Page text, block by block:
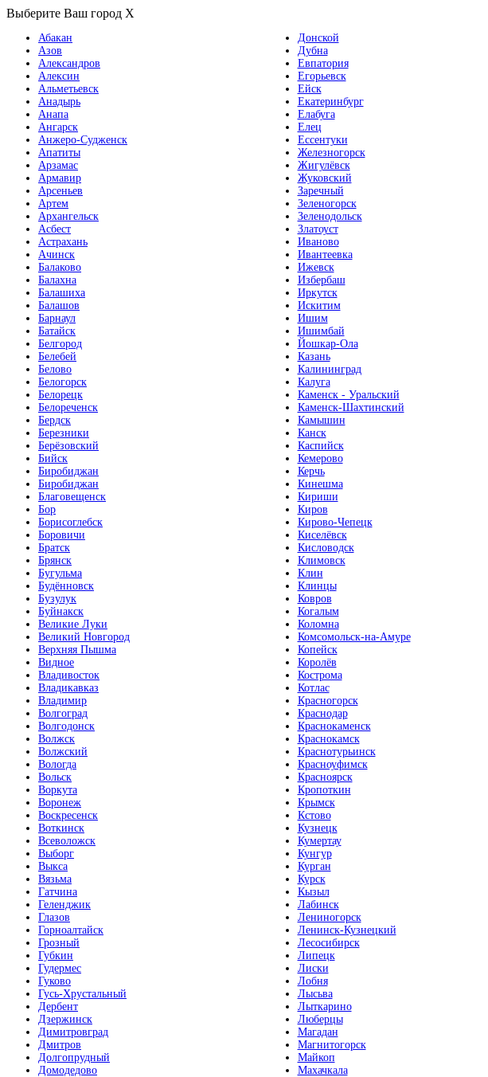
Выберите Ваш город X
Абакан
Азов
Александров
Алексин
Альметьевск
Анадырь
Анапа
Ангарск
Анжеро-Судженск
Апатиты
Арзамас
Армавир
Арсеньев
Артем
Архангельск
Асбест
Астрахань
Ачинск
Балаково
Балахна
Балашиха
Балашов
Барнаул
Батайск
Белгород
Белебей
Белово
Белогорск
Белорецк
Белореченск
Бердск
Березники
Берёзовский
Бийск
Биробиджан
Биробиджан
Благовещенск
Бор
Борисоглебск
Боровичи
Братск
Брянск
Бугульма
Будённовск
Бузулук
Буйнакск
Великие Луки
Великий Новгород
Верхняя Пышма
Видное
Владивосток
Владикавказ
Владимир
Волгоград
Волгодонск
Волжск
Волжский
Вологда
Вольск
Воркута
Воронеж
Воскресенск
Воткинск
Всеволожск
Выборг
Выкса
Вязьма
Гатчина
Геленджик
Глазов
Горноалтайск
Грозный
Губкин
Гудермес
Гуково
Гусь-Хрустальный
Дербент
Дзержинск
Димитровград
Дмитров
Долгопрудный
Домодедово
Донской
Дубна
Евпатория
Егорьевск
Ейск
Екатеринбург
Елабуга
Елец
Ессентуки
Железногорск
Жигулёвск
Жуковский
Заречный
Зеленогорск
Зеленодольск
Златоуст
Иваново
Ивантеевка
Ижевск
Избербаш
Иркутск
Искитим
Ишим
Ишимбай
Йошкар-Ола
Казань
Калининград
Калуга
Каменск - Уральский
Каменск-Шахтинский
Камышин
Канск
Каспийск
Кемерово
Керчь
Кинешма
Кириши
Киров
Кирово-Чепецк
Киселёвск
Кисловодск
Климовск
Клин
Клинцы
Ковров
Когалым
Коломна
Комсомольск-на-Амуре
Копейск
Королёв
Кострома
Котлас
Красногорск
Краснодар
Краснокаменск
Краснокамск
Краснотурьинск
Красноуфимск
Красноярск
Кропоткин
Крымск
Кстово
Кузнецк
Кумертау
Кунгур
Курган
Курск
Кызыл
Лабинск
Лениногорск
Ленинск-Кузнецкий
Лесосибирск
Липецк
Лиски
Лобня
Лысьва
Лыткарино
Люберцы
Магадан
Магнитогорск
Майкоп
Махачкала